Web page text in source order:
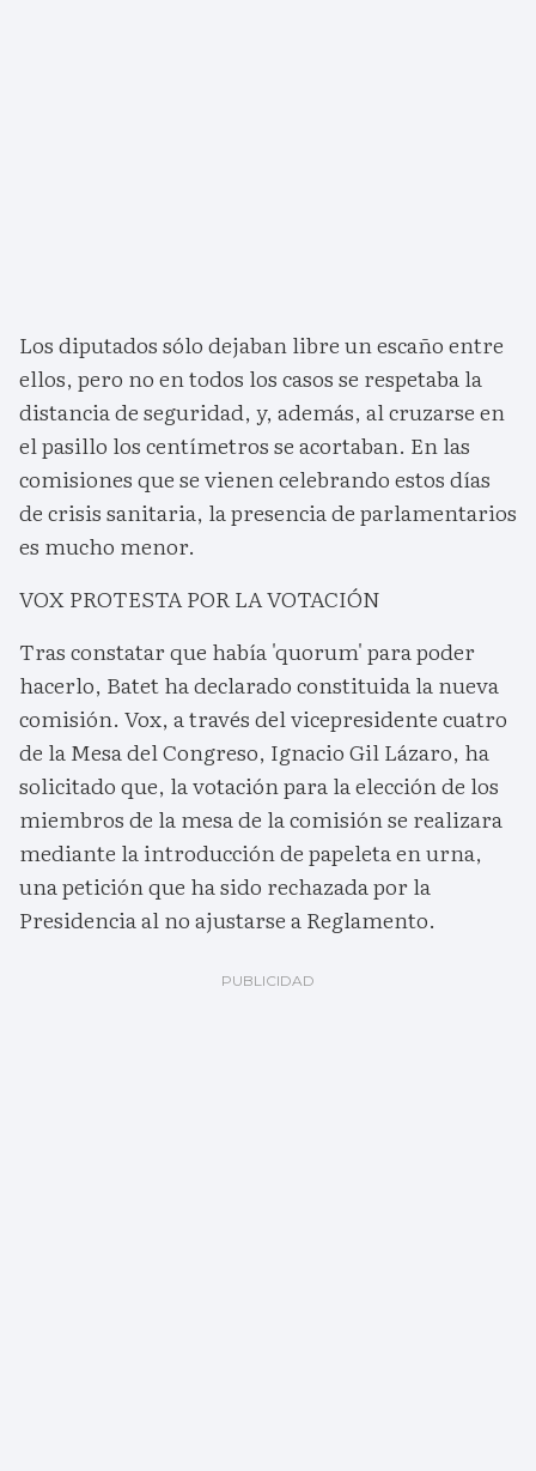
Los diputados sólo dejaban libre un escaño entre
ellos, pero no en todos los casos se respetaba la
distancia de seguridad, y, además, al cruzarse en
el pasillo los centímetros se acortaban. En las
comisiones que se vienen celebrando estos días
de crisis sanitaria, la presencia de parlamentarios
es mucho menor.
VOX PROTESTA POR LA VOTACIÓN
Tras constatar que había 'quorum' para poder
hacerlo, Batet ha declarado constituida la nueva
comisión. Vox, a través del vicepresidente cuatro
de la Mesa del Congreso, Ignacio Gil Lázaro, ha
solicitado que, la votación para la elección de los
miembros de la mesa de la comisión se realizara
mediante la introducción de papeleta en urna,
una petición que ha sido rechazada por la
Presidencia al no ajustarse a Reglamento.